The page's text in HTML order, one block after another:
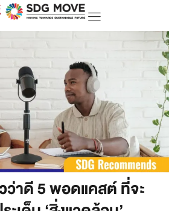
ว่าดี 5 พอดแคสต์ ที่จะ